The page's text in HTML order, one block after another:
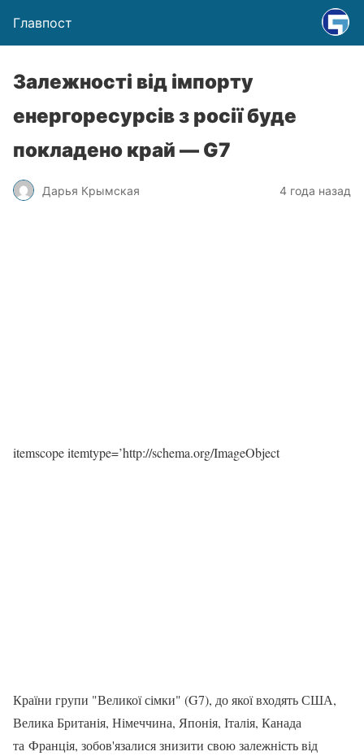
Главпост
Залежності від імпорту
енергоресурсів з росії буде
покладено край — G7
Дарья Крымская 4 года назад
itemscope itemtype=’http://schema.org/ImageObject
Країни групи "Великої сімки" (G7), до якої входять США,
Велика Британія, Німеччина, Японія, Італія, Канада
та Франція, зобов'язалися знизити свою залежність від